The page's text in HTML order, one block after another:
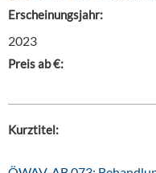
Erscheinungsjahr:
2023
Preis ab €:
Kurztitel: